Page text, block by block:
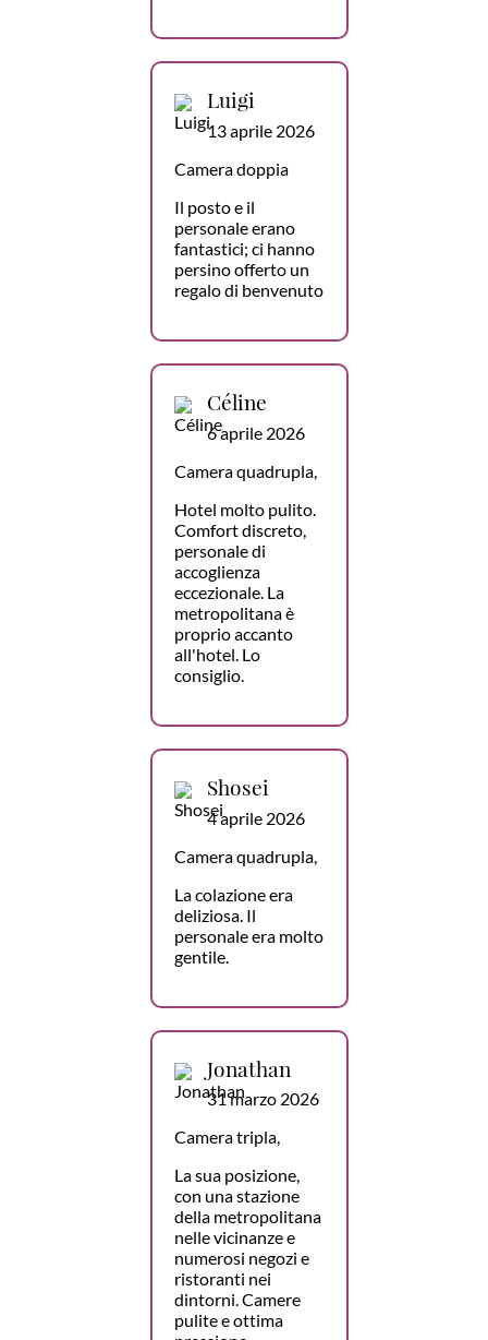
Luigi
13 aprile 2026
Camera doppia
Il posto e il
personale erano
fantastici; ci hanno
persino offerto un
regalo di benvenuto
Céline
6 aprile 2026
Camera quadrupla,
Hotel molto pulito.
Comfort discreto,
personale di
accoglienza
eccezionale. La
metropolitana è
proprio accanto
all'hotel. Lo
consiglio.
Shosei
4 aprile 2026
Camera quadrupla,
La colazione era
deliziosa. Il
personale era molto
gentile.
Jonathan
31 marzo 2026
Camera tripla,
La sua posizione,
con una stazione
della metropolitana
nelle vicinanze e
numerosi negozi e
ristoranti nei
dintorni. Camere
pulite e ottima